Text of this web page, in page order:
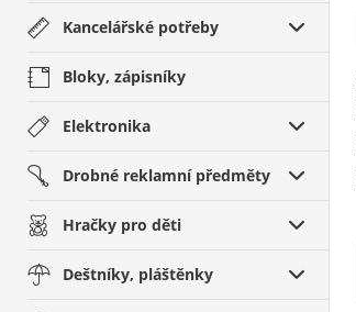
Kancelářské potřeby
Bloky, zápisníky
Elektronika
Drobné reklamní předměty
Hračky pro děti
Deštníky, pláštěnky